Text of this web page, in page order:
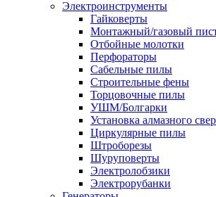
Электроинструменты
Гайковерты
Монтажный/газовый
Отбойные молотки
Перфораторы
Сабельные пилы
Строительные фены
Торцовочные пилы
УШМ/Болгарки
Установка алмазного
Циркулярные пилы
Штроборезы
Шуруповерты
Электролобзики
Электрорубанки